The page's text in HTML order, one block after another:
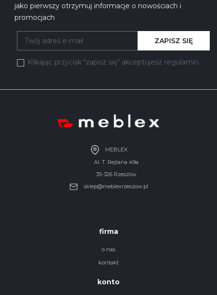
jako pierwszy otrzymuj informacje o nowościach i
promocjach
Klikając przycisk "zapisz się" akceptujesz regulamin.
ZAPISZ SIĘ
MEBLEX
Al. T. Rejtana 49a
35-326 Rzeszów
sklep@meblexrzeszow.pl
firma
o nas
kontakt
konto